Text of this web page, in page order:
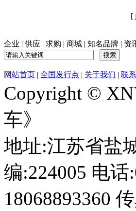
[
企业 | 供应 | 求购 | 商城 | 知名品牌 | 资
网站首页 | 全国发行点 | 关于我们 | 联
Copyright ©
车》
地址:江苏省盐
编:224005 电话
18068893360